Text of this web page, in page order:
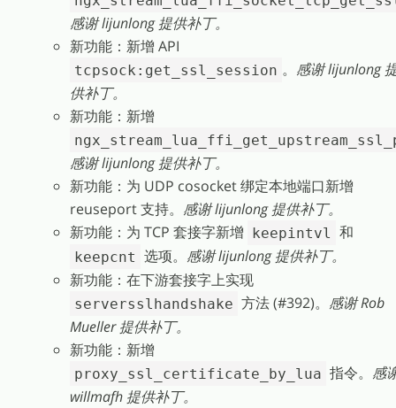
感谢 lijunlong 提供补丁。
新功能：新增 API
tcpsock:get_ssl_session 。 感谢 lijunlong
供补丁。
新功能：新增
感谢 lijunlong 提供补丁。
新功能：为 UDP cosocket 绑定本地端口新增
reuseport 支持。 感谢 lijunlong 提供补丁。
新功能：为 TCP 套接字新增 keepintvl 和
keepcnt 选项。 感谢 lijunlong 提供补丁。
新功能：在下游套接字上实现
serversslhandshake 方法 (#392)。 感谢 Rob
Mueller 提供补丁。
新功能：新增
proxy_ssl_certificate_by_lua 指令。 感
willmafh 提供补丁。